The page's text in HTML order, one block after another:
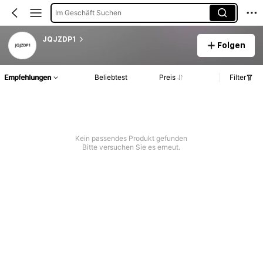
Im Geschäft Suchen
JQJZDP1
Folgen
Empfehlungen Beliebtest Preis Filter
Kein passendes Produkt gefunden
Bitte versuchen Sie es erneut.